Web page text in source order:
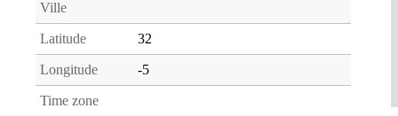
Ville
Latitude 32
Longitude -5
Time zone